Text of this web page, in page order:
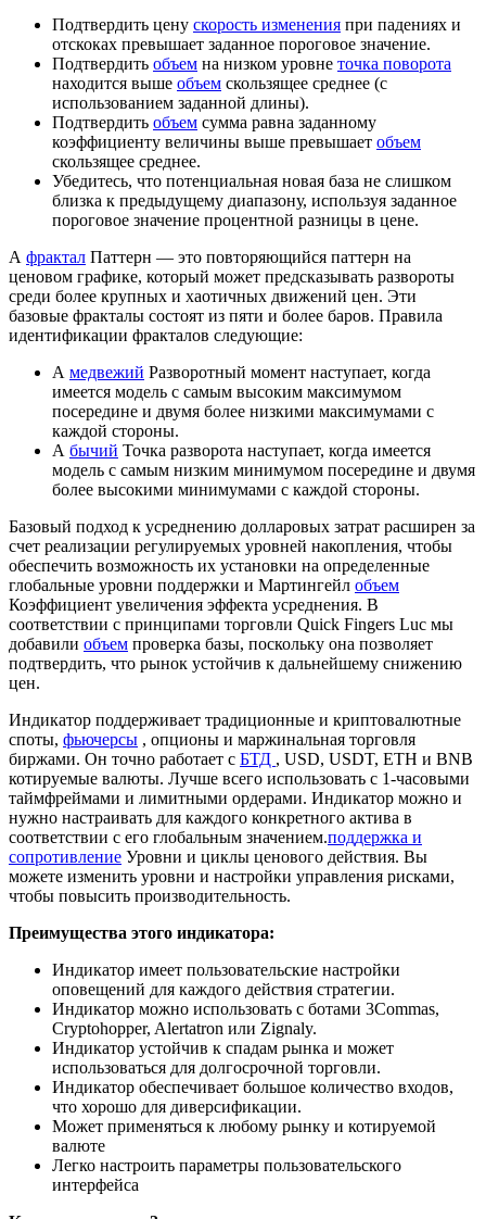
Подтвердить цену скорость изменения при падениях и
отскоках превышает заданное пороговое значение.
Подтвердить объем на низком уровне точка поворота
находится выше объем скользящее среднее (с
использованием заданной длины).
Подтвердить объем сумма равна заданному
коэффициенту величины выше превышает объем
скользящее среднее.
Убедитесь, что потенциальная новая база не слишком
близка к предыдущему диапазону, используя заданное
пороговое значение процентной разницы в цене.
А фрактал Паттерн — это повторяющийся паттерн на
ценовом графике, который может предсказывать развороты
среди более крупных и хаотичных движений цен. Эти
базовые фракталы состоят из пяти и более баров. Правила
идентификации фракталов следующие:
А медвежий Разворотный момент наступает, когда
имеется модель с самым высоким максимумом
посередине и двумя более низкими максимумами с
каждой стороны.
А бычий Точка разворота наступает, когда имеется
модель с самым низким минимумом посередине и двумя
более высокими минимумами с каждой стороны.
Базовый подход к усреднению долларовых затрат расширен за
счет реализации регулируемых уровней накопления, чтобы
обеспечить возможность их установки на определенные
глобальные уровни поддержки и Мартингейл объем
Коэффициент увеличения эффекта усреднения. В
соответствии с принципами торговли Quick Fingers Luc мы
добавили объем проверка базы, поскольку она позволяет
подтвердить, что рынок устойчив к дальнейшему снижению
цен.
Индикатор поддерживает традиционные и криптовалютные
споты, фьючерсы , опционы и маржинальная торговля
биржами. Он точно работает с БТД , USD, USDT, ETH и BNB
котируемые валюты. Лучше всего использовать с 1-часовыми
таймфреймами и лимитными ордерами. Индикатор можно и
нужно настраивать для каждого конкретного актива в
соответствии с его глобальным значением.поддержка и
сопротивление Уровни и циклы ценового действия. Вы
можете изменить уровни и настройки управления рисками,
чтобы повысить производительность.
Преимущества этого индикатора:
Индикатор имеет пользовательские настройки
оповещений для каждого действия стратегии.
Индикатор можно использовать с ботами 3Commas,
Cryptohopper, Alertatron или Zignaly.
Индикатор устойчив к спадам рынка и может
использоваться для долгосрочной торговли.
Индикатор обеспечивает большое количество входов,
что хорошо для диверсификации.
Может применяться к любому рынку и котируемой
валюте
Легко настроить параметры пользовательского
интерфейса